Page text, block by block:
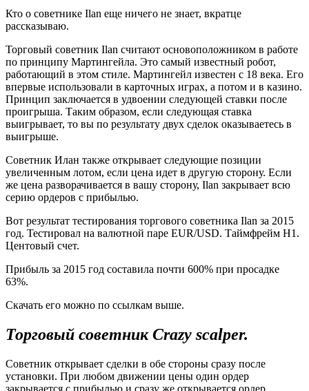
Кто о советнике Ilan еще ничего не знает, вкратце
рассказываю.
Торговый советник Ilan считают основоположником в работе
по принципу Мартингейла. Это самый известный робот,
работающий в этом стиле. Мартингейл известен с 18 века. Его
впервые использовали в карточных играх, а потом и в казино.
Принцип заключается в удвоении следующей ставки после
проигрыша. Таким образом, если следующая ставка
выигрывает, то вы по результату двух сделок оказываетесь в
выигрыше.
Советник Илан также открывает следующие позиции
увеличенным лотом, если цена идет в другую сторону. Если
же цена разворачивается в вашу сторону, Ilan закрывает всю
серию ордеров с прибылью.
Вот результат тестирования торгового советника Ilan за 2015
год. Тестировал на валютной паре EUR/USD. Таймфрейм Н1.
Центовый счет.
Прибыль за 2015 год составила почти 600% при просадке
63%.
Скачать его можно по ссылкам выше.
Торговый советник Crazy scalper.
Советник открывает сделки в обе стороны сразу после
установки. При любом движении цены один ордер
закрывается с прибылью и сразу же открывается ордер